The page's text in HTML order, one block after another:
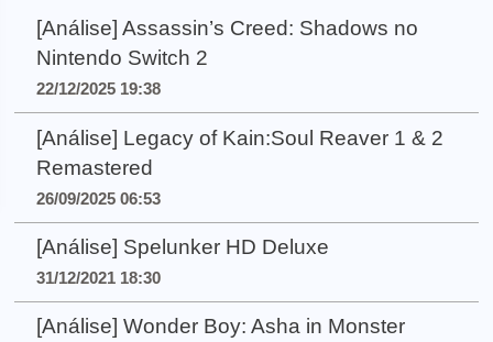
[Análise] Assassin’s Creed: Shadows no
Nintendo Switch 2
22/12/2025 19:38
[Análise] Legacy of Kain:Soul Reaver 1 & 2
Remastered
26/09/2025 06:53
[Análise] Spelunker HD Deluxe
31/12/2021 18:30
[Análise] Wonder Boy: Asha in Monster